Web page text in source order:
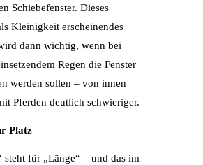
Schiebefenster. Dieses
Kleinigkeit erscheinendes
dann wichtig, wenn bei
Regen die Fenster
werden sollen – von innen
Pferden deutlich schwieriger.
Platz
steht für „Länge“ – und das im